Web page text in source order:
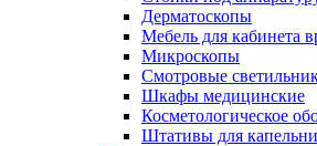
Дерматоскопы
Мебель для кабинета
Микроскопы
Смотровые
Шкафы медицинские
Косметологическое
Штативы для